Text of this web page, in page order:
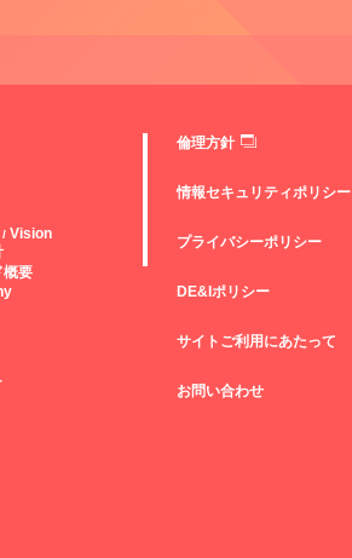
/ Vision
概要
倫理方針
情報セキュリティポリシー
プライバシーポリシー
DE&Iポリシー
サイトご利用にあたって
お問い合わせ